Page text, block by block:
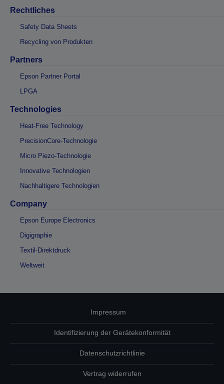
Rechtliches
Safety Data Sheets
Recycling von Produkten
Partners
Epson Partner Portal
LPGA
Technologies
Heat-Free Technology
PrecisionCore-Technologie
Micro Piezo-Technologie
Innovative Technologien
Nachhaltigere Technologien
Company
Epson Europe Electronics
Digigraphie
Textil-Direktdruck
Weltweit
Impressum
Identifizierung der Gerätekonformität
Datenschutzrichtlinie
Vertrag widerrufen